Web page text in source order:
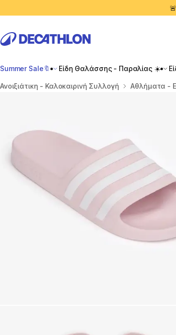
Summer Sale🔖 Είδη Θαλάσσης - Παραλίας ☀️
Αρχική σελίδα
Ανοιξιάτικη - Καλοκαιρινή Συλλογή Αθλήματα -